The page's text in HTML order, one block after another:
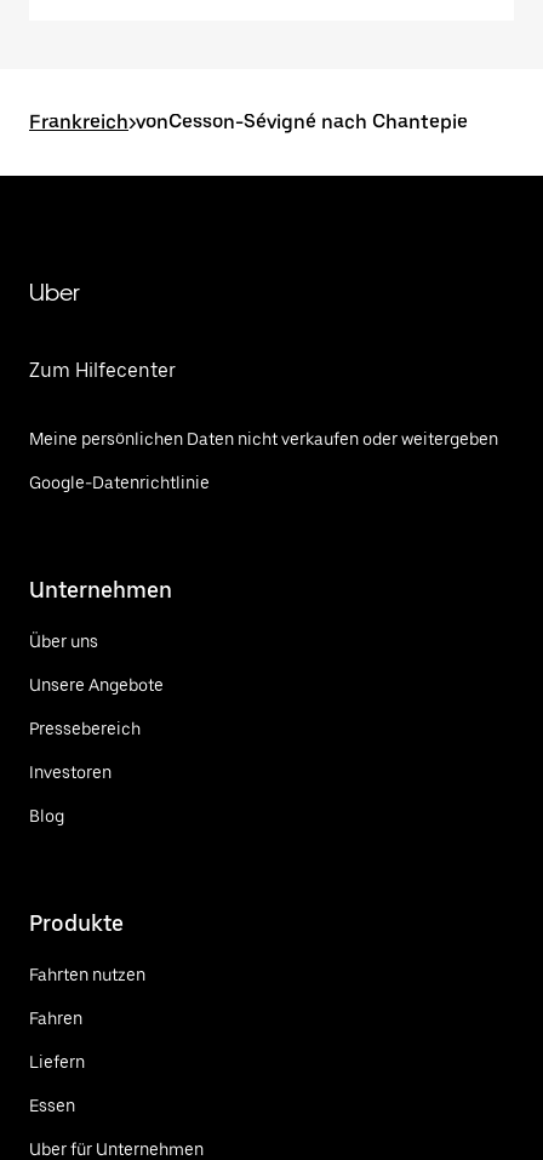
Frankreich>vonCesson-Sévigné nach Chantepie
Uber
Zum Hilfecenter
Meine persönlichen Daten nicht verkaufen oder weitergeben
Google-Datenrichtlinie
Unternehmen
Über uns
Unsere Angebote
Pressebereich
Investoren
Blog
Produkte
Fahrten nutzen
Fahren
Liefern
Essen
Uber für Unternehmen